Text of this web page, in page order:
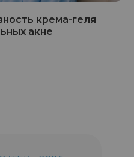
крема-геля
акне